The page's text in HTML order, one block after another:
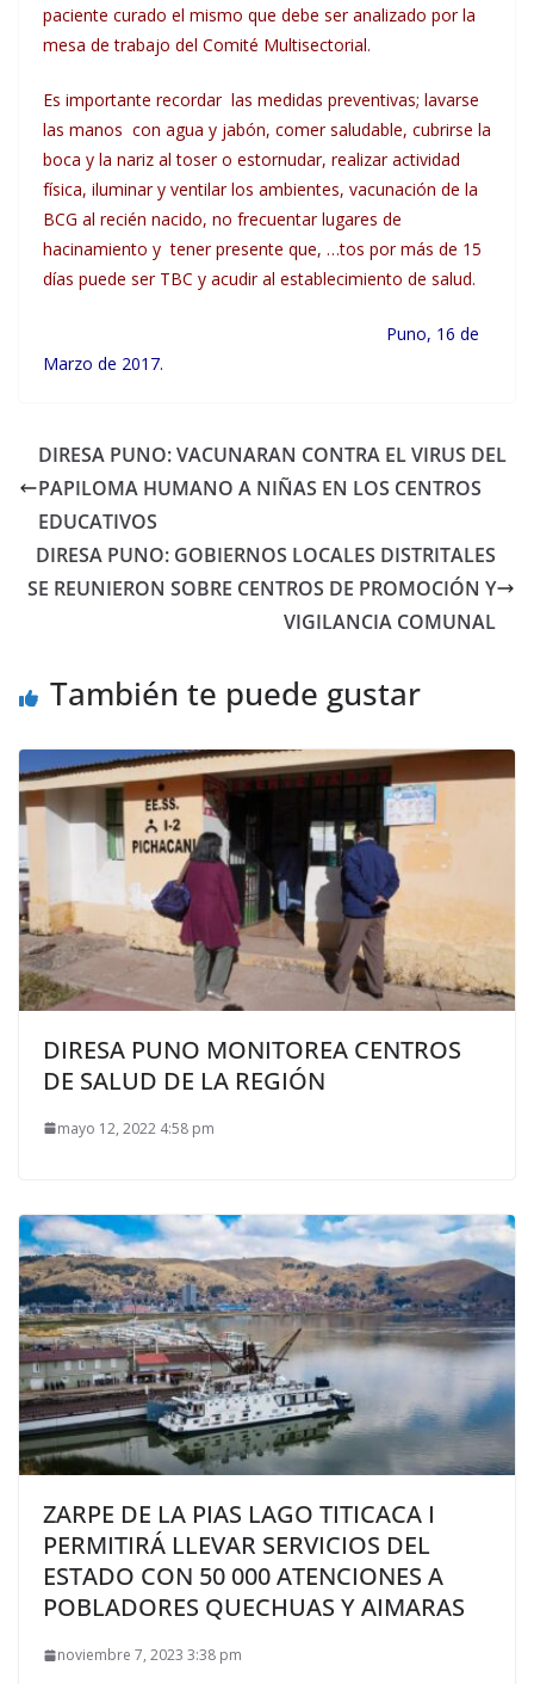
paciente curado el mismo que debe ser analizado por la
mesa de trabajo del Comité Multisectorial.
Es importante recordar las medidas preventivas; lavarse
las manos con agua y jabón, comer saludable, cubrirse la
boca y la nariz al toser o estornudar, realizar actividad
física, iluminar y ventilar los ambientes, vacunación de la
BCG al recién nacido, no frecuentar lugares de
hacinamiento y tener presente que, …tos por más de 15
días puede ser TBC y acudir al establecimiento de salud.
Puno, 16 de
Marzo de 2017.
DIRESA PUNO: VACUNARAN CONTRA EL VIRUS DEL
PAPILOMA HUMANO A NIÑAS EN LOS CENTROS
EDUCATIVOS
DIRESA PUNO: GOBIERNOS LOCALES DISTRITALES
SE REUNIERON SOBRE CENTROS DE PROMOCIÓN Y
VIGILANCIA COMUNAL
También te puede gustar
DIRESA PUNO MONITOREA CENTROS
DE SALUD DE LA REGIÓN
mayo 12, 2022 4:58 pm
ZARPE DE LA PIAS LAGO TITICACA I
PERMITIRÁ LLEVAR SERVICIOS DEL
ESTADO CON 50 000 ATENCIONES A
POBLADORES QUECHUAS Y AIMARAS
noviembre 7, 2023 3:38 pm